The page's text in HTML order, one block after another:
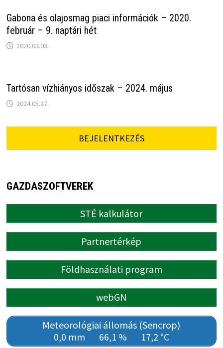
Gabona és olajosmag piaci információk – 2020.
február – 9. naptári hét
2020.03.03.
Tartósan vízhiányos időszak – 2024. május
2024.05.27.
BEJELENTKEZÉS
GAZDASZOFTVEREK
STÉ kalkulátor
Partnertérkép
Földhasználati program
webGN
Meteorológiai állomás (Sencrop)
0,0 mm
66,1 % 17,2 °C